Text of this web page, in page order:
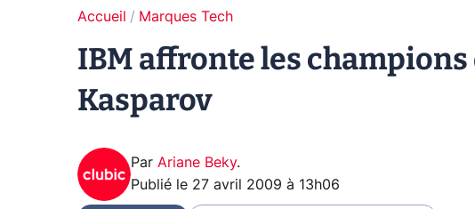
Accueil Marques Tech
IBM affronte les champions
Kasparov
Par Ariane Beky.
Publié le 27 avril 2009 à 13h06